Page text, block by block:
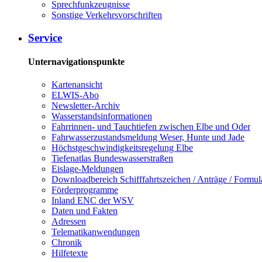
Sprech­funk­zeug­nis­se
Sons­ti­ge Ver­kehrs­vor­schrif­ten
Ser­vice
Unternavigationspunkte
Kar­ten­an­sicht
EL­WIS-​Abo
Newslet­ter-​Ar­chiv
Was­ser­stands­in­for­ma­tio­nen
Fahr­rin­nen-​ und Tauch­tie­fen zwi­schen El­be und Oder
Fahr­was­ser­zu­stands­mel­dung We­ser, Hun­te und Ja­de
Höchst­ge­schwin­dig­keits­re­ge­lung El­be
Tie­fe­n­at­las Bun­des­was­ser­stra­ßen
Eis­la­ge-​Mel­dun­gen
Dow­n­load­be­reich Schiff­fahrts­zei­chen / An­trä­ge /
För­der­pro­gram­me
In­land ENC der WSV
Da­ten und Fak­ten
Adres­sen
Te­le­ma­ti­kan­wen­dun­gen
Chro­nik
Hil­fe­tex­te